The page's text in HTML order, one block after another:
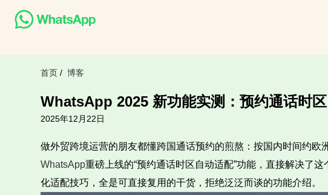
首页 / 博客
WhatsApp 2025 新功能实测：预约通话时
2025年12月22日
做外贸跨境运营的朋友都懂跨国通话预约的煎熬：按国内时间约欧
WhatsApp重磅上线的“预约通话时区自动适配”功能，直接解决了
化适配技巧，全是可直接复用的干货，拒绝泛泛而谈的功能介绍。